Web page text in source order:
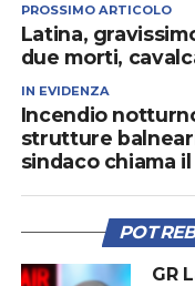
PROSSIMO ARTICOLO
Latina,
due morti,
IN EVIDENZA
Incendio
strutture
sindaco chiama
GR